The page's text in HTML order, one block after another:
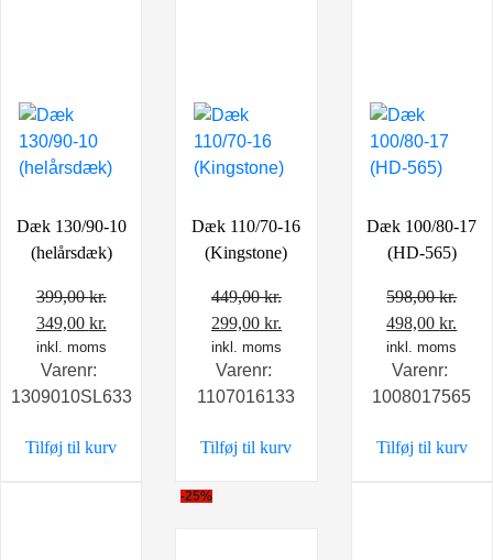
Dæk 130/90-10
(helårsdæk)
399,00kr.
Den
oprindelige
pris
var:
349,00 kr.
aktuelle
er:
inkl. moms
Varenr:
1309010SL633
Tilføj til kurv
Dæk 110/70-16
(Kingstone)
449,00kr.
Den
oprindelige
pris
var:
299,00 kr.
aktuelle
er:
inkl. moms
Varenr:
1107016133
Tilføj til kurv
Dæk 100/80-17
(HD-565)
598,00kr.
Den
oprindelige
pris
var:
498,00kr.
er:
inkl. moms
Varenr:
1008017565
Tilføj til kurv
-25%